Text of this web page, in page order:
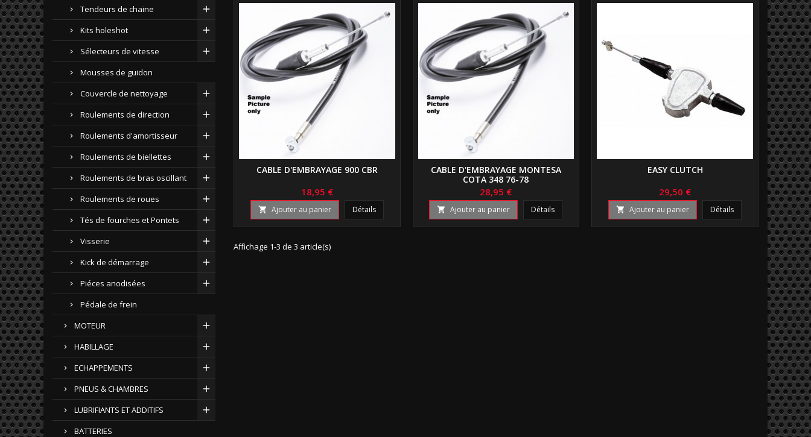
Tendeurs de chaine
Kits holeshot
Sélecteurs de vitesse
Mousses de guidon
Couvercle de nettoyage
Roulements de direction
Roulements d'amortisseur
Roulements de biellettes
Roulements de bras oscillant
Roulements de roues
Tés de fourches et Pontets
Visserie
Kick de démarrage
Piéces anodisées
Pédale de frein
MOTEUR
HABILLAGE
ECHAPPEMENTS
PNEUS & CHAMBRES
LUBRIFIANTS ET ADDITIFS
BATTERIES
CABLE D'EMBRAYAGE 900 CBR
18,95 €
 Ajouter au panier Détails
CABLE D'EMBRAYAGE MONTESA
COTA 348 76-78
28,95 €
 Ajouter au panier Détails
EASY CLUTCH
29,50 €
 Ajouter au panier Détails
Affichage 1-3 de 3 article(s)